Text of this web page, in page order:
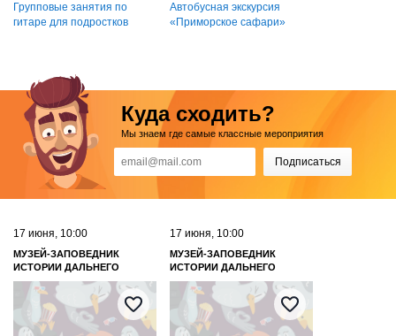
Групповые занятия по
гитаре для подростков
Автобусная экскурсия
«Приморское сафари»
Куда сходить?
Мы знаем где самые классные мероприятия
Подписаться
17 июня, 10:00
МУЗЕЙ-ЗАПОВЕДНИК
ИСТОРИИ ДАЛЬНЕГО
ВОСТОКА ИМЕНИ В. К.
АРСЕНЬЕВА
17 июня, 10:00
МУЗЕЙ-ЗАПОВЕДНИК
ИСТОРИИ ДАЛЬНЕГО
ВОСТОКА ИМЕНИ В. К.
АРСЕНЬЕВА